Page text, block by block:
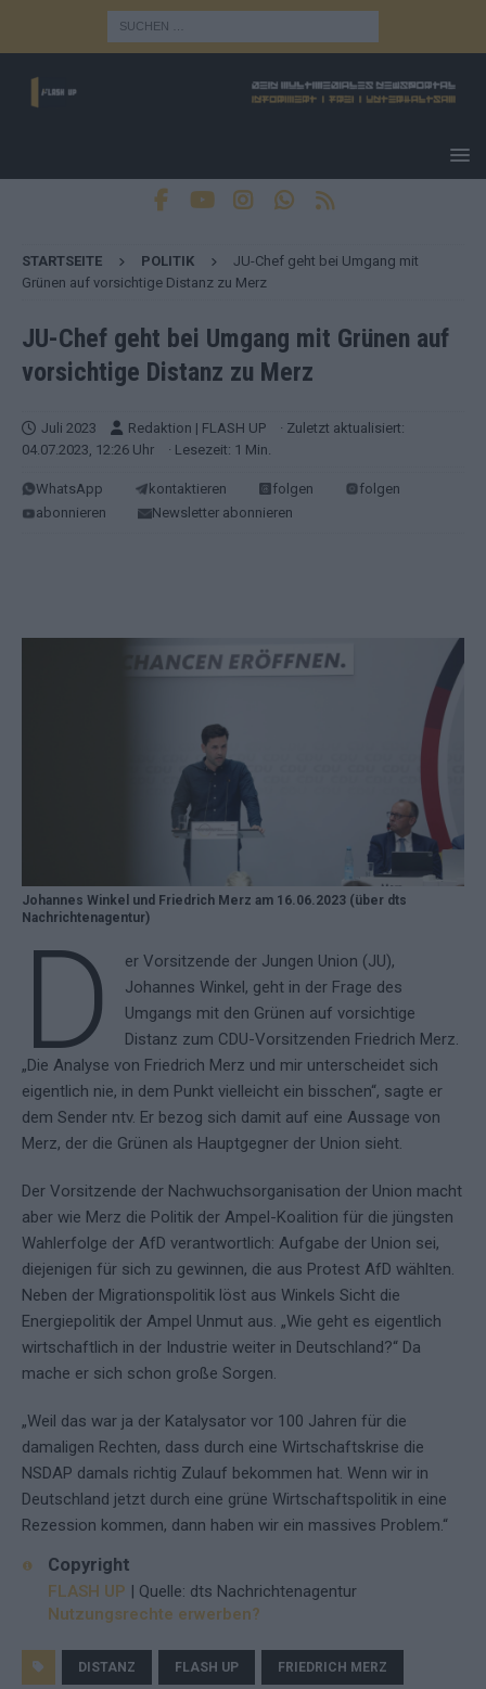
STARTSEITE POLITIK
JU-Chef geht bei Umgang mit
Grünen auf vorsichtige Distanz zu Merz
JU-Chef geht bei Umgang mit Grünen auf
vorsichtige Distanz zu Merz
Juli 2023 Redaktion | FLASH UP
· Zuletzt aktualisiert:
04.07.2023, 12:26 Uhr
· Lesezeit: 1 Min.
WhatsApp kontaktieren folgen
folgen
abonnieren
Newsletter abonnieren
Johannes Winkel und Friedrich Merz am 16.06.2023 (über dts
Nachrichtenagentur)
D
er Vorsitzende der Jungen Union (JU),
Johannes Winkel, geht in der Frage des
Umgangs mit den Grünen auf vorsichtige
Distanz zum CDU-Vorsitzenden Friedrich Merz.
„Die Analyse von Friedrich Merz und mir unterscheidet sich
eigentlich nie, in dem Punkt vielleicht ein bisschen“, sagte er
dem Sender ntv. Er bezog sich damit auf eine Aussage von
Merz, der die Grünen als Hauptgegner der Union sieht.
Der Vorsitzende der Nachwuchsorganisation der Union macht
aber wie Merz die Politik der Ampel-Koalition für die jüngsten
Wahlerfolge der AfD verantwortlich: Aufgabe der Union sei,
diejenigen für sich zu gewinnen, die aus Protest AfD wählten.
Neben der Migrationspolitik löst aus Winkels Sicht die
Energiepolitik der Ampel Unmut aus. „Wie geht es eigentlich
wirtschaftlich in der Industrie weiter in Deutschland?“ Da
mache er sich schon große Sorgen.
„Weil das war ja der Katalysator vor 100 Jahren für die
damaligen Rechten, dass durch eine Wirtschaftskrise die
NSDAP damals richtig Zulauf bekommen hat. Wenn wir in
Deutschland jetzt durch eine grüne Wirtschaftspolitik in eine
Rezession kommen, dann haben wir ein massives Problem.“
Copyright
FLASH UP | Quelle: dts Nachrichtenagentur
Nutzungsrechte erwerben?
DISTANZ FLASH UP FRIEDRICH MERZ